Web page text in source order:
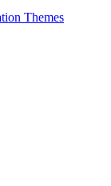
Themes